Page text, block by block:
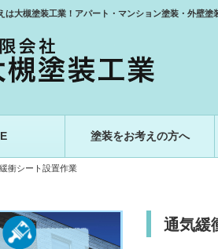
は大槻塗装工業！アパート・マンション塗装・外壁塗
塗装をお考えの方へ
衝シート設置作業
通気緩